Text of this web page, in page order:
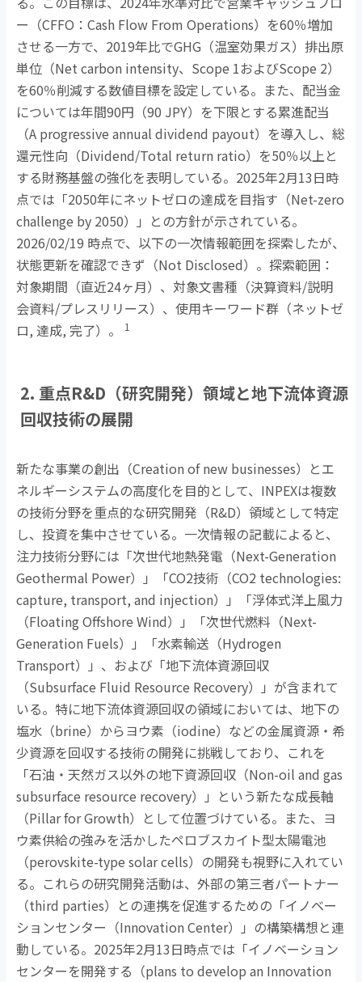
ー（CFFO ：Cash Flow From Operations）を60％増加
させる一方で、 2019年比でGHG （温室効果ガス）排出原
単位（Net carbon intensity、 Scope 1およびScope 2）
を60％削減する数値目標を設定している。また、配当金
については年間90円（90 JPY）を下限とする累進配当
（A progressive annual dividend payout）を導入し、総
還元性向（Dividend/Total return ratio）を50％以上と
する財務基盤の強化を表明している。 2025年2月13日時
点では「2050年にネットゼロの達成を目指す（Net-zero
challenge by 2050）」との方針が示されている。
2026/02/19 時点で、以下の一次情報範囲を探索したが、
状態更新を確認できず（Not Disclosed）。探索範囲：
対象期間（直近24ヶ月）、対象文書種（決算資料/説明
会資料/プレスリリース）、使用キーワード群（ネットゼ
ロ, 達成, 完了）。 1
2. 重点R&D （研究開発）領域と地下流体資源
回収技術の展開
新たな事業の創出（Creation of new businesses）とエ
ネルギーシステムの高度化を目的として、 INPEXは複数
の技術分野を重点的な研究開発（R&D）領域として特定
し、投資を集中させている。一次情報の記載によると、
注力技術分野には「次世代地熱発電（Next-Generation
Geothermal Power）」「CO2技術（CO2 technologies:
capture, transport, and injection）」「浮体式洋上風力
（Floating Offshore Wind）」「次世代燃料（Next-
Generation Fuels）」「水素輸送（Hydrogen
Transport）」、および「地下流体資源回収
（Subsurface Fluid Resource Recovery）」が含まれて
いる。特に地下流体資源回収の領域においては、地下の
塩水（brine）からヨウ素（iodine）などの金属資源・希
少資源を回収する技術の開発に挑戦しており、これを
「石油・天然ガス以外の地下資源回収（Non-oil and gas
subsurface resource recovery）」という新たな成長軸
（Pillar for Growth）として位置づけている。また、ヨ
ウ素供給の強みを活かしたペロブスカイト型太陽電池
（perovskite-type solar cells）の開発も視野に入れてい
る。これらの研究開発活動は、外部の第三者パートナー
（third parties）との連携を促進するための「イノベー
ションセンター（Innovation Center）」の構築構想と連
動している。 2025年2月13日時点では「イノベーション
センターを開発する（plans to develop an Innovation